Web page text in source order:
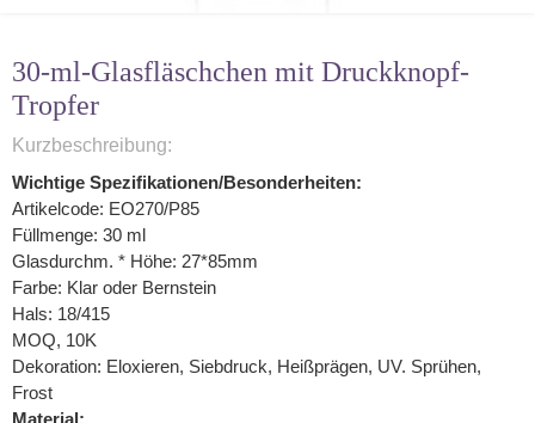
30-ml-Glasfläschchen mit Druckknopf-
Tropfer
Kurzbeschreibung:
Wichtige Spezifikationen/Besonderheiten:
Artikelcode: EO270/P85
Füllmenge: 30 ml
Glasdurchm. * Höhe: 27*85mm
Farbe: Klar oder Bernstein
Hals: 18/415
MOQ, 10K
Dekoration: Eloxieren, Siebdruck, Heißprägen, UV. Sprühen,
Frost
Material: